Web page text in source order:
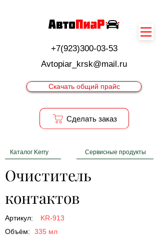
+7(923)300-03-53
Avtopiar_krsk@mail.ru
Скачать общий прайс
Cделать заказ
Каталог Kerry Сервисные продукты
Очиститель
контактов
Артикул:
KR-913
Объём:
335 мл